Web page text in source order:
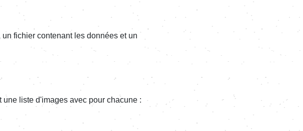
fichier contenant les données et un
une liste d'images avec pour chacune :